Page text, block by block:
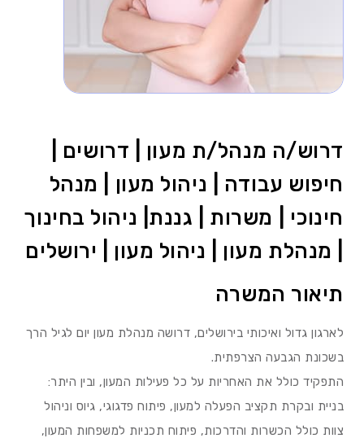
דרוש/ה מנהל/ת מעון | דרושים |
חיפוש עבודה | ניהול מעון | מנהל
חינוכי | משרות | גננת| ניהול בחינוך
| מנהלת מעון | ניהול מעון | ירושלים
תיאור המשרה
לארגון גדול ואיכותי בירושלים, דרושה מנהלת מעון יום לגיל הרך
בשכונת הגבעה הצרפתית.
התפקיד כולל את האחריות על כל פעילות המעון, ובין היתר:
בניית ובקרת תקציב הפעלה למעון, פיתוח פדגוגי, גיוס וניהול
צוות כולל הכשרות והדרכות, פיתוח תכניות למשפחות המעון,